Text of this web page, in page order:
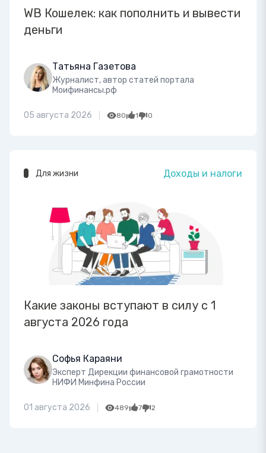
WB Кошелек: как пополнить и вывести
деньги
Татьяна Газетова
Журналист, автор статей портала
Моифинансы.рф
05 августа 2026 80 1 0
Для жизни Доходы и налоги
Какие законы вступают в силу с 1
августа 2026 года
Софья Караяни
Эксперт Дирекции финансовой грамотности
НИФИ Минфина России
01 августа 2026 489 7 2